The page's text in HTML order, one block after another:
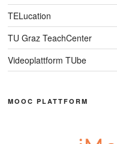
TELucation
TU Graz TeachCenter
Videoplattform TUbe
MOOC PLATTFORM